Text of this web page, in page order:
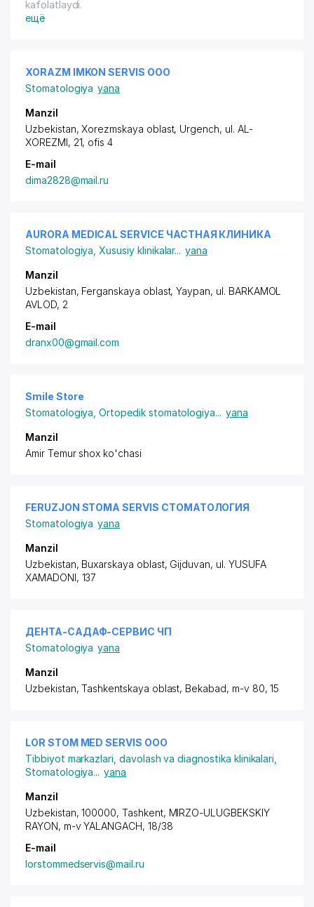
kafolatlaydi.
ещё
XORAZM IMKON SERVIS ООО
Stomatologiya yana
Manzil
Uzbekistan, Xorezmskaya oblast, Urgench, ul. AL-
XOREZMI, 21, ofis 4
E-mail
dima2828@mail.ru
AURORA MEDICAL SERVICE ЧАСТНАЯ КЛИНИКА
Stomatologiya ,Xususiy klinikalar... yana
Manzil
Uzbekistan, Ferganskaya oblast, Yaypan, ul. BARKAMOL
AVLOD, 2
E-mail
dranx00@gmail.com
Smile Store
Stomatologiya ,Ortopedik stomatologiya... yana
Manzil
Amir Temur shox ko'chasi
FERUZJON STOMA SERVIS СТОМАТОЛОГИЯ
Stomatologiya yana
Manzil
Uzbekistan, Buxarskaya oblast, Gijduvan, ul. YUSUFA
XAMADONI, 137
ДЕНТА-САДАФ-СЕРВИС ЧП
Stomatologiya yana
Manzil
Uzbekistan, Tashkentskaya oblast, Bekabad, m-v 80, 15
LOR STOM MED SERVIS ООО
Tibbiyot markazlari, davolash va diagnostika klinikalari
Stomatologiya... yana
Manzil
Uzbekistan, 100000, Tashkent, MIRZO-ULUGBEKSKIY
RAYON, m-v YALANGACH, 18/38
E-mail
lorstommedservis@mail.ru